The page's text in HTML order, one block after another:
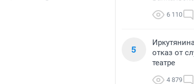
6 110
5
отказ от
театре
4 879